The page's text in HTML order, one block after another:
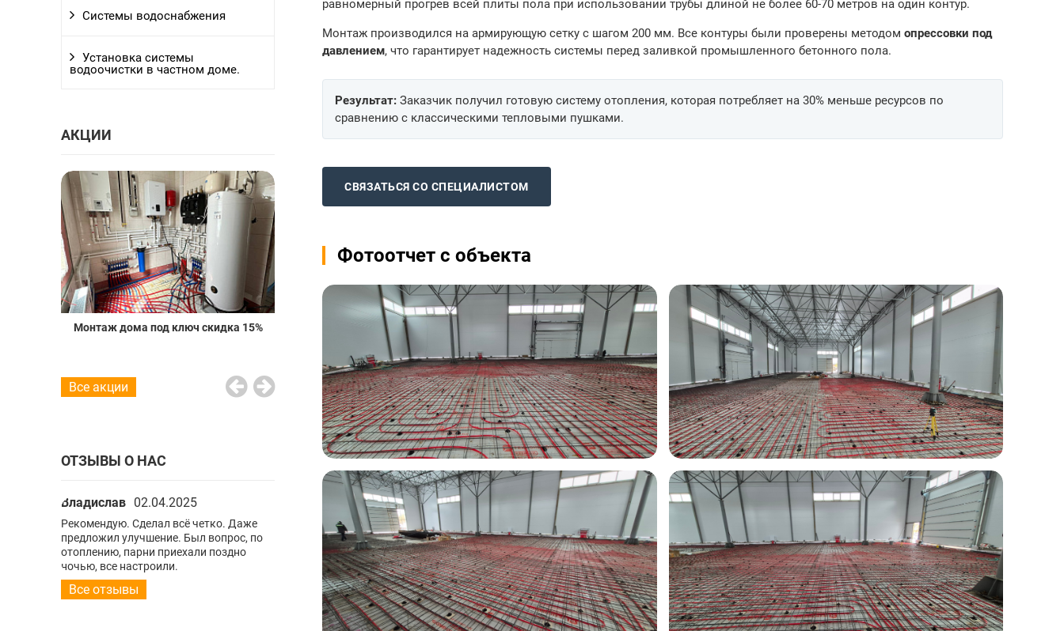
Системы водоснабжения
Установка системы
водоочистки в частном доме.
АКЦИИ
Монтаж дома под ключ скидка 15% Проект водяного пола в подарок
При заказе установки водоочистки
предоставляется скидка 15% на
оборудование.
Установка водяного теплого пола со
скидкой за объём 20%
Монтаж дома под ключ
Все акции
ОТЗЫВЫ О НАС
Владислав 02.04.2025
Рекомендую. Сделал всё четко. Даже
предложил улучшение. Был вопрос, по
отоплению, парни приехали поздно
ночью, все настроили.
02.04.2025
Рекомендую. Сделал всё четко. Даже
предложил улучшение. Был вопрос, по
отоплению, парни приехали поздно
ночью, все настроили.
Владислав
Рекомендую. Сделал всё четко. Даже
предложил улучшение. Был вопрос, по
отоплению, парни приехали поздно
ночью, все настроили.
Все отзывы
равномерный прогрев всей плиты пола при использовании трубы длиной не более 60-70 метров на один контур.
Монтаж производился на армирующую сетку с шагом 200 мм. Все контуры были проверены методом опрессовки под
давлением, что гарантирует надежность системы перед заливкой промышленного бетонного пола.
Результат: Заказчик получил готовую систему отопления, которая потребляет на 30% меньше ресурсов по
сравнению с классическими тепловыми пушками.
СВЯЗАТЬСЯ СО СПЕЦИАЛИСТОМ
Фотоотчет с объекта